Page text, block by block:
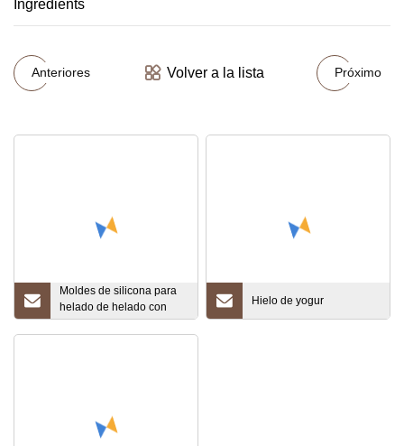
Anteriores Volver a la lista Próximo
Moldes de silicona para
helado de helado con
forma de fruta 3D
Hielo de yogur